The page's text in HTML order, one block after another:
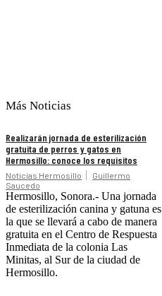
Más Noticias
Realizarán jornada de esterilización
gratuita de perros y gatos en
Hermosillo: conoce los requisitos
Noticias Hermosillo
Guillermo
Saucedo
Hermosillo, Sonora.- Una jornada
de esterilización canina y gatuna es
la que se llevará a cabo de manera
gratuita en el Centro de Respuesta
Inmediata de la colonia Las
Minitas, al Sur de la ciudad de
Hermosillo.